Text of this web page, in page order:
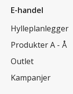
E-handel
Hylleplanlegger
Produkter A - Å
Outlet
Kampanjer